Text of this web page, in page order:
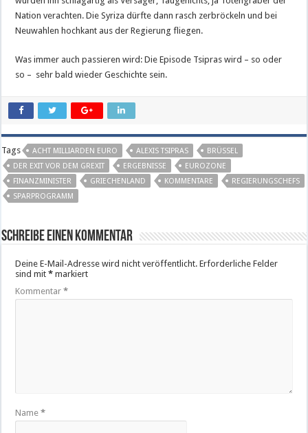
Nation verachten. Die Syriza dürfte dann rasch zerbröckeln und bei
Neuwahlen hochkant aus der Regierung fliegen.
Was immer auch passieren wird: Die Episode Tsipras wird – so oder
so – sehr bald wieder Geschichte sein.
Tags ACHT MILLIARDEN EURO ALEXIS TSIPRAS
BRÜSSEL
DER EXIT VOR DEM GREXIT
ERGEBNISSE
EUROZONE
FINANZMINISTER
GRIECHENLAND KOMMENTARE
REGIERUNGSCHEFS
SPARPROGRAMM
Schreibe einen Kommentar
Deine E-Mail-Adresse wird nicht veröffentlicht. Erforderliche Felder
sind mit* markiert
Kommentar*
Name*